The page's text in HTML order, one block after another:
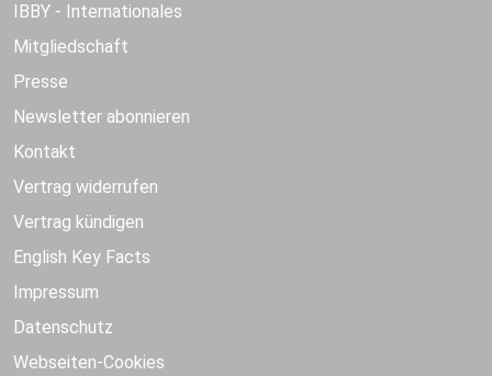
IBBY - Internationales
Mitgliedschaft
Presse
Newsletter abonnieren
Kontakt
Vertrag widerrufen
Vertrag kündigen
English Key Facts
Impressum
Datenschutz
Webseiten-Cookies